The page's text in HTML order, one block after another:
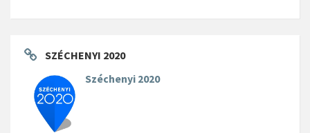
SZÉCHENYI 2020
Széchenyi 2020